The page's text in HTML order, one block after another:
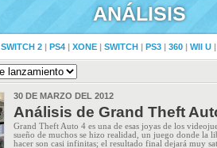
ANÁLISIS
SWITCH 2 | PS4 | XONE | SWITCH | PS3 | 360 | WII U
30 DE MARZO DEL 2012
Análisis de Grand Theft
Grand Theft Auto 4 es una de esas joyas de los
sueño de muchos se hizo realidad, un juego donde la
hacer son casi infinitas; el resultado final dejará muy